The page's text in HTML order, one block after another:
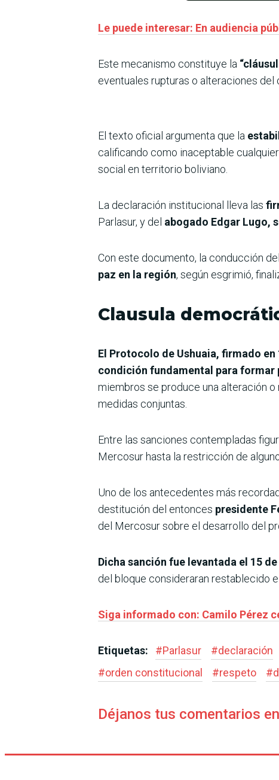
Le puede interesar: En audiencia
Este mecanismo constituye la
eventuales rupturas o alteraciones
El texto oficial argumenta que la
calificando como inaceptable
social en territorio boliviano.
La declaración institucional lleva las
Parlasur, y del abogado Edgar Lugo,
Con este documento, la conducción
paz en la región, según esgrimió,
Clausula
El Protocolo de Ushuaia, firmado en
condición fundamental para formar
miembros se produce una alteración
medidas conjuntas.
Entre las sanciones contempladas
Mercosur hasta la restricción de
Uno de los antecedentes más
destitución del entonces presidente
del Mercosur sobre el desarrollo del
Dicha sanción fue levantada el 15
del bloque consideraran restablecido
Siga informado con: Camilo Pérez
Etiquetas: #Parlasur #declaración
#orden constitucional #respeto #
Déjanos tus comentarios